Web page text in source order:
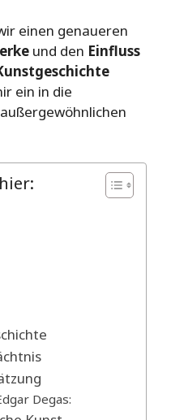
einen genaueren
und den Einfluss
ein in die
Degas: